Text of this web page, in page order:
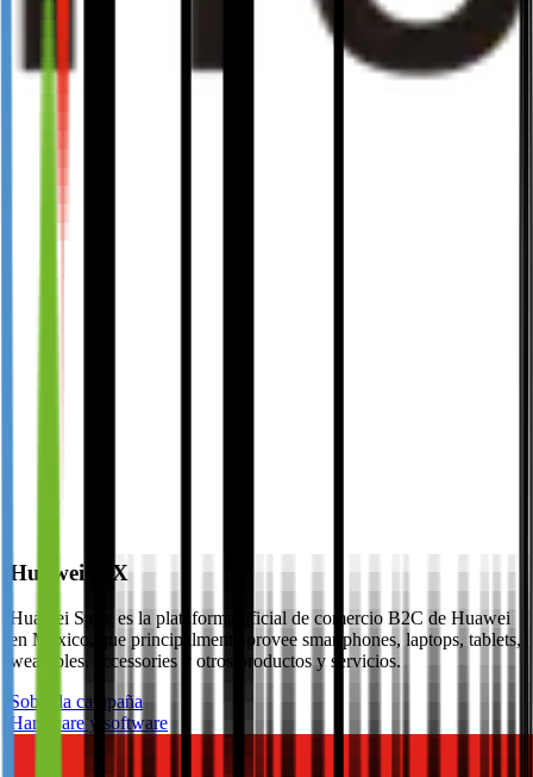
Huawei MX
Huawei Store es la plataforma oficial de comercio B2C de Huawei
en México, que principalmente provee smartphones, laptops, tablets,
wearables, accessories y otros productos y servicios.
Sobre la campaña
Hardware y software